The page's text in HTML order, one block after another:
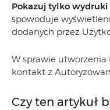
Pokazuj tylko
spowoduje
dodanych przez
W sprawie
kontakt z
Czy ten artykuł